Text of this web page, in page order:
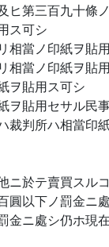
ヒ第三百九十條
ス可シ
相當ノ印紙ヲ貼
相當ノ印紙ヲ貼
ヲ貼用ス可シ
ヲ貼用セサル民
裁判所ハ相當印
ニ於テ賣買スル
圓以下ノ罰金ニ
金ニ處シ仍ホ現